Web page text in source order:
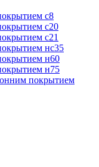
с8
с20
с21
нс35
н60
н75
покрытием